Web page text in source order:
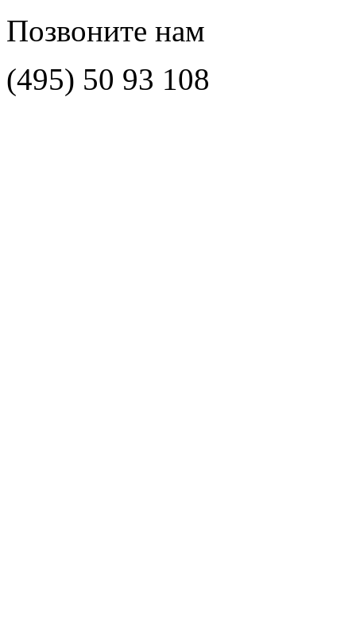
Позвоните нам
(495) 50 93 108